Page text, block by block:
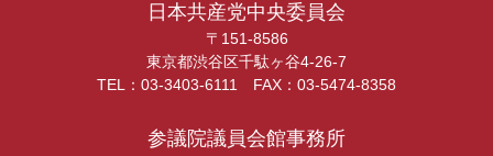
日本共産党中央委員会
〒151-8586
東京都渋谷区千駄ヶ谷4-26-7
TEL：03-3403-6111 FAX：03-5474-8358
参議院議員会館事務所